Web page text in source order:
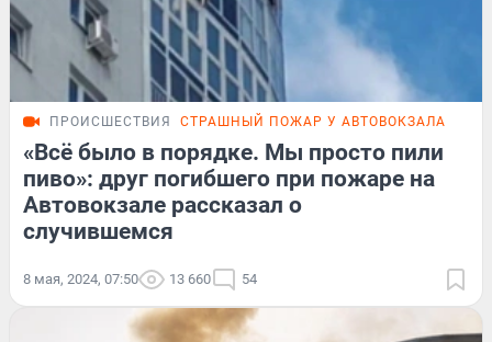
ПРОИСШЕСТВИЯ СТРАШНЫЙ ПОЖАР У АВТОВОКЗАЛА
«Всё было в порядке. Мы просто пили
пиво»: друг погибшего при пожаре на
Автовокзале рассказал о
случившемся
8 мая, 2024, 07:50 13 660 54